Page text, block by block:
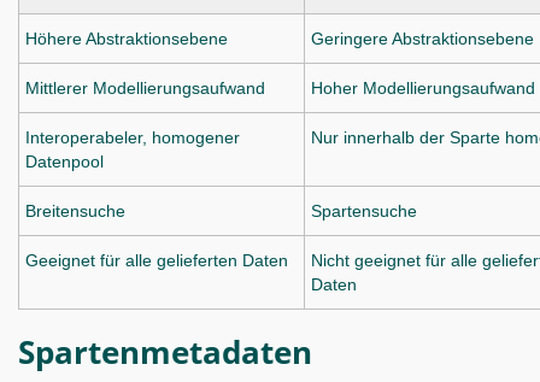
Höhere Abstraktionsebene Geringere Abstraktionsebene
Mittlerer Modellierungsaufwand Hoher Modellierungsaufwand
Interoperabeler, homogener
Datenpool
Nur innerhalb der Sparte
Breitensuche Spartensuche
Geeignet für alle gelieferten Daten
Nicht geeignet für alle
Daten
Spartenmetadaten